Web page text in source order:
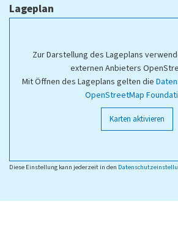
Lageplan
Zur Darstellung des Lageplans
externen Anbieters
Mit Öffnen des Lageplans gelten die
OpenStreetMap
Karten aktivieren
Diese Einstellung kann jederzeit in den